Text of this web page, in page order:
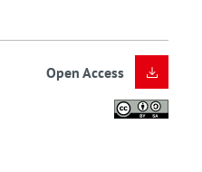
Open Access